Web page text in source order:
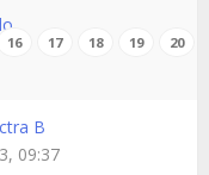
16 17 18 19 20
B
09:37